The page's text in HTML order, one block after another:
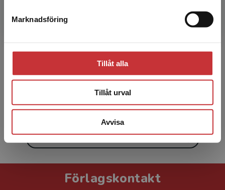
Marknadsföring
Tillåt alla
Tillåt urval
Avvisa
specialistsjuksköterska inom barn och ungdom,
medicine doktor; docent i reproduktiv hälsa,
Akademiskt primärv...
Förlagskontakt